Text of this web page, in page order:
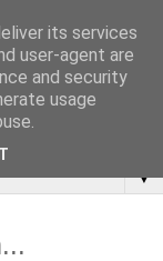
▼
its services
user-agent are
and security
usage